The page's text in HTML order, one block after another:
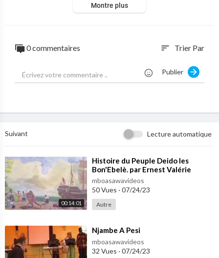
té au conteur dans la narration d'un texte légendaire ou initiati
Montre plus
0 commentaires sort Trier Par
Publier
Suivant Lecture automatique
00:14:01
⁣Histoire du Peuple Deido les
Bon'Ebelè. par Ernest Valérie
Ekwalla .Tradition Douala
mboasawavideos
50 Vues · 07/24/23
Autre
⁣Njambe A Pesi
mboasawavideos
32 Vues · 07/24/23